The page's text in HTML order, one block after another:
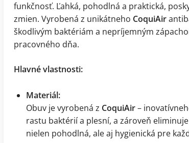
funkčnosť. Ľahká, pohodlná a praktická,
zmien. Vyrobená z unikátneho CoquiAir
škodlivým baktériám a nepríjemným
pracovného dňa.
Hlavné vlastnosti:
Materiál:
Obuv je vyrobená z CoquiAir–
rastu baktérií a plesní, a zároveň
nielen pohodlná, ale aj hygienická pre